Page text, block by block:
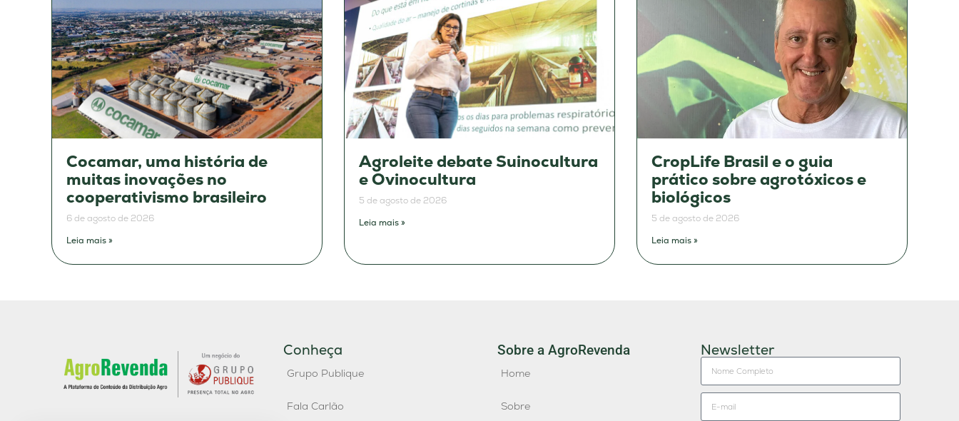
Cocamar, uma história de
muitas inovações no
cooperativismo brasileiro
6 de agosto de 2026
Leia mais »
Agroleite debate Suinocultura
e Ovinocultura
5 de agosto de 2026
Leia mais »
CropLife Brasil e o guia
prático sobre agrotóxicos e
biológicos
5 de agosto de 2026
Leia mais »
Conheça
Grupo Publique
Fala Carlão
Sobre a AgroRevenda
Home
Sobre
Newsletter